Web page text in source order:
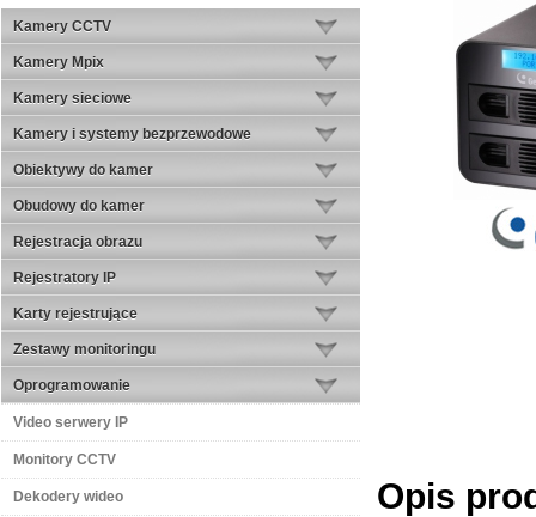
Kamery CCTV
Kamery Mpix
Kamery sieciowe
Kamery i systemy bezprzewodowe
Obiektywy do kamer
Obudowy do kamer
Rejestracja obrazu
Rejestratory IP
Karty rejestrujące
Zestawy monitoringu
Oprogramowanie
Video serwery IP
Monitory CCTV
Dekodery wideo Opis